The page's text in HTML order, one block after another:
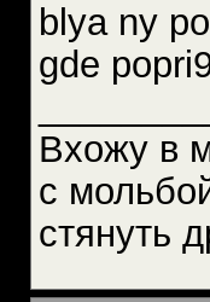
blya ny
gde
Вхожу в
с
стянуть